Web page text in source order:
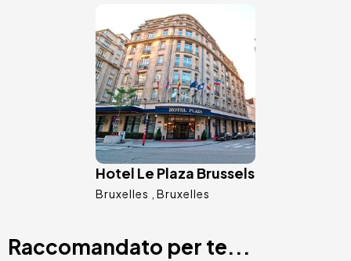
Immagine
Hotel Le Plaza Brussels
Bruxelles Bruxelles
Raccomandato per te...